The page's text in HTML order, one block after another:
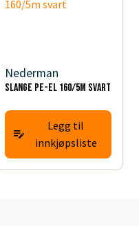
Nederman
Slange PE-EL 160/5m svart
Legg til
innkjøpsliste